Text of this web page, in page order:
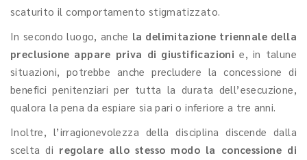
scaturito il comportamento stigmatizzato.
In secondo luogo, anche la delimitazione triennale della
preclusione appare priva di giustificazioni e, in talune
situazioni, potrebbe anche precludere la concessione di
benefici penitenziari per tutta la durata dell’esecuzione,
qualora la pena da espiare sia pari o inferiore a tre anni.
Inoltre, l’irragionevolezza della disciplina discende dalla
scelta di regolare allo stesso modo la concessione di